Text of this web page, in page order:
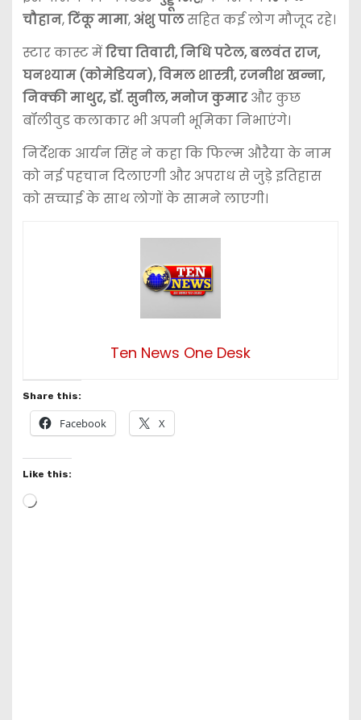
चौहान,टिंकू मामा,अंशु पालसहित कई लोग मौजूद रहे।
स्टार कास्ट मेंरिचा तिवारी, निधि पटेल, बलवंत राज,
घनश्याम (कोमेडियन), विमल शास्त्री, रजनीश खन्ना,
निक्की माथुर, डॉ. सुनील, मनोज कुमारऔर कुछ
बॉलीवुड कलाकार भी अपनी भूमिका निभाएंगे।
निर्देशक आर्यन सिंह ने कहा कि फिल्म औरैया के नाम
को नई पहचान दिलाएगी और अपराध से जुड़े इतिहास
को सच्चाई के साथ लोगों के सामने लाएगी।
Ten News One Desk
Share this:
Facebook X
Like this:
L